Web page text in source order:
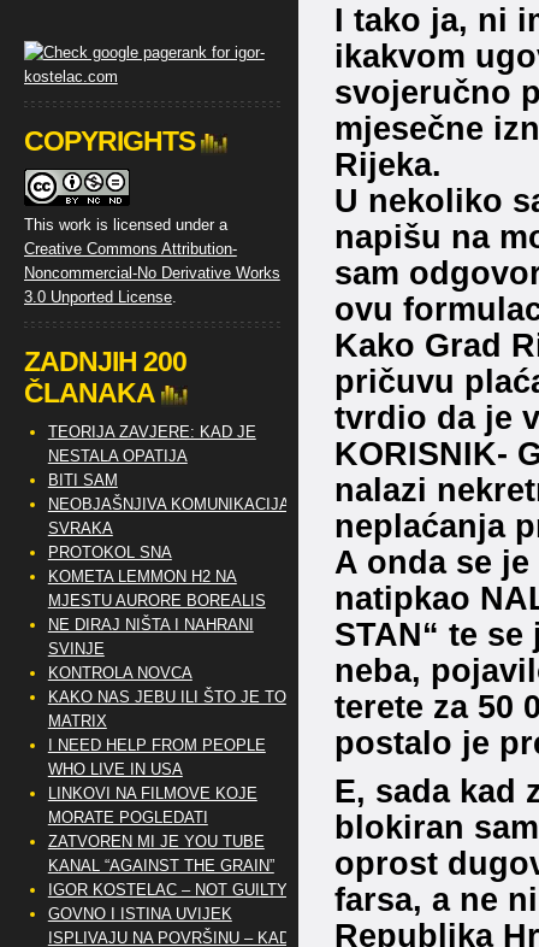
I tako ja, ni
ikakvom
svojeručno
mjesečne
Rijeka.
U nekoliko
napišu na
sam
ovu
Kako Grad
pričuvu
tvrdio da je
KORISNIK-
nalazi
neplaćanja
A onda se
natipkao
STAN“ te
neba,
terete za 50
postalo je
E, sada kad
blokiran
oprost
farsa, a ne
Republika
COPYRIGHTS
This work is licensed under a
Creative Commons Attribution-
Noncommercial-No Derivative Works
3.0 Unported License.
ZADNJIH 200
ČLANAKA
TEORIJA ZAVJERE: KAD JE
NESTALA OPATIJA
BITI SAM
NEOBJAŠNJIVA KOMUNIKACIJA
SVRAKA
PROTOKOL SNA
KOMETA LEMMON H2 NA
MJESTU AURORE BOREALIS
NE DIRAJ NIŠTA I NAHRANI
SVINJE
KONTROLA NOVCA
KAKO NAS JEBU ILI ŠTO JE TO
MATRIX
I NEED HELP FROM PEOPLE
WHO LIVE IN USA
LINKOVI NA FILMOVE KOJE
MORATE POGLEDATI
ZATVOREN MI JE YOU TUBE
KANAL “AGAINST THE GRAIN”
IGOR KOSTELAC – NOT GUILTY
GOVNO I ISTINA UVIJEK
ISPLIVAJU NA POVRŠINU – KAD